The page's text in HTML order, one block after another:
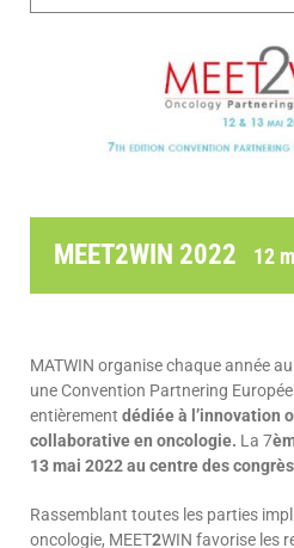
MEET2WIN 2022 12
MATWIN organise chaque année
une Convention Partnering
entièrement dédiée à l’innovation
collaborative en oncologie. La 7
13 mai 2022 au centre des
Rassemblant toutes les parties
oncologie, MEET2WIN favorise les